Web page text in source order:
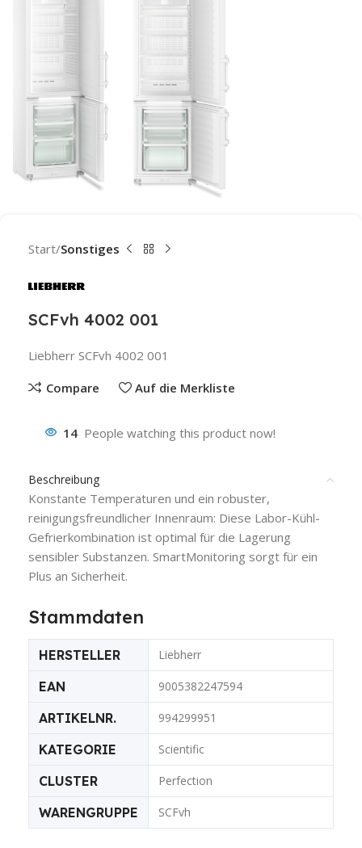
Start Sonstiges
SCFvh 4002 001
Liebherr SCFvh 4002 001
Compare
Auf die Merkliste
14 People watching this product now!
Beschreibung
Konstante Temperaturen und ein robuster,
reinigungsfreundlicher Innenraum: Diese Labor-Kühl-
Gefrierkombination ist optimal für die Lagerung
sensibler Substanzen. SmartMonitoring sorgt für ein
Plus an Sicherheit.
Stammdaten
HERSTELLER Liebherr
EAN 9005382247594
ARTIKELNR. 994299951
KATEGORIE Scientific
CLUSTER Perfection
WARENGRUPPE SCFvh